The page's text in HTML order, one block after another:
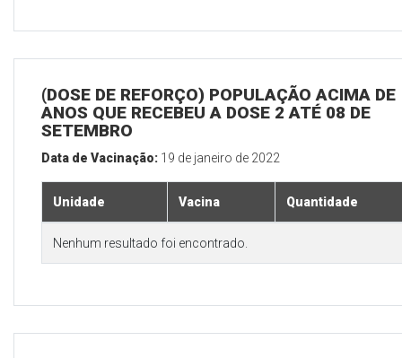
(DOSE DE REFORÇO) POPULAÇÃO ACIMA DE
ANOS QUE RECEBEU A DOSE 2 ATÉ 08 DE
SETEMBRO
Data de Vacinação: 19 de janeiro de 2022
Unidade Vacina Quantidade
Nenhum resultado foi encontrado.